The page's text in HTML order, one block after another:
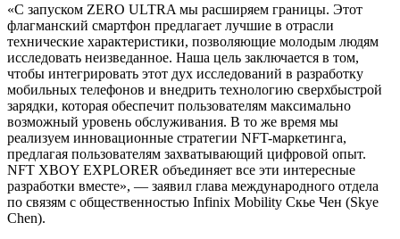
«С запуском ZERO ULTRA мы расширяем границы. Этот
флагманский смартфон предлагает лучшие в отрасли
технические характеристики, позволяющие молодым людям
исследовать неизведанное. Наша цель заключается в том,
чтобы интегрировать этот дух исследований в разработку
мобильных телефонов и внедрить технологию сверхбыстрой
зарядки, которая обеспечит пользователям максимально
возможный уровень обслуживания. В то же время мы
реализуем инновационные стратегии NFT-маркетинга,
предлагая пользователям захватывающий цифровой опыт.
NFT XBOY EXPLORER объединяет все эти интересные
разработки вместе», — заявил глава международного отдела
по связям с общественностью Infinix Mobility Cкье Чен (Skye
Chen).